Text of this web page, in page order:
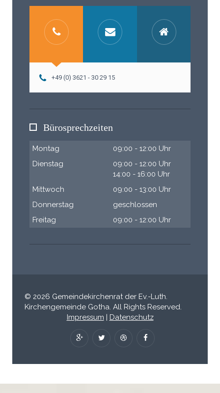
+49 (0) 3621 - 30 29 15
Bürosprechzeiten
Montag
09:00 - 12:00 Uhr
Dienstag
09:00 - 12:00 Uhr
14:00 - 16:00 Uhr
Mittwoch
09:00 - 13:00 Uhr
Donnerstag
geschlossen
Freitag
09:00 - 12:00 Uhr
© 2026 Gemeindekirchenrat der Ev.-Luth.
Kirchengemeinde Gotha. All Rights Reserved.
Impressum | Datenschutz